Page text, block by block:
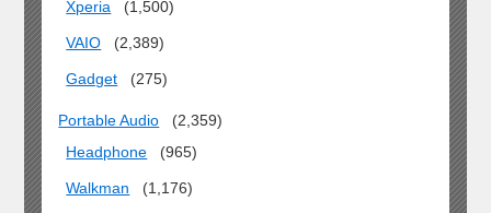
Xperia (1,500)
VAIO (2,389)
Gadget (275)
Portable Audio
(2,359)
Headphone
(965)
Walkman (1,176)